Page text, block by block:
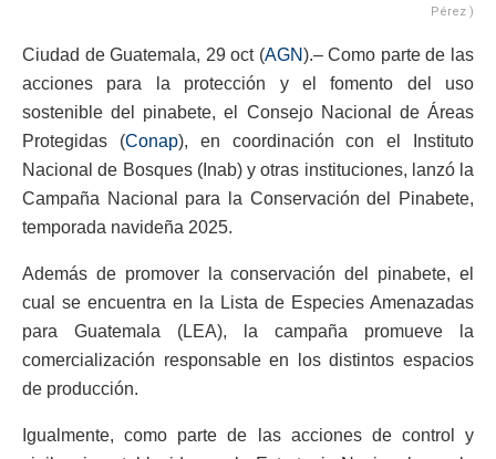
Pérez )
Ciudad de Guatemala, 29 oct (AGN).– Como parte de las
acciones para la protección y el fomento del uso
sostenible del pinabete, el Consejo Nacional de Áreas
Protegidas (Conap), en coordinación con el Instituto
Nacional de Bosques (Inab) y otras instituciones, lanzó la
Campaña Nacional para la Conservación del Pinabete,
temporada navideña 2025.
Además de promover la conservación del pinabete, el
cual se encuentra en la Lista de Especies Amenazadas
para Guatemala (LEA), la campaña promueve la
comercialización responsable en los distintos espacios
de producción.
Igualmente, como parte de las acciones de control y